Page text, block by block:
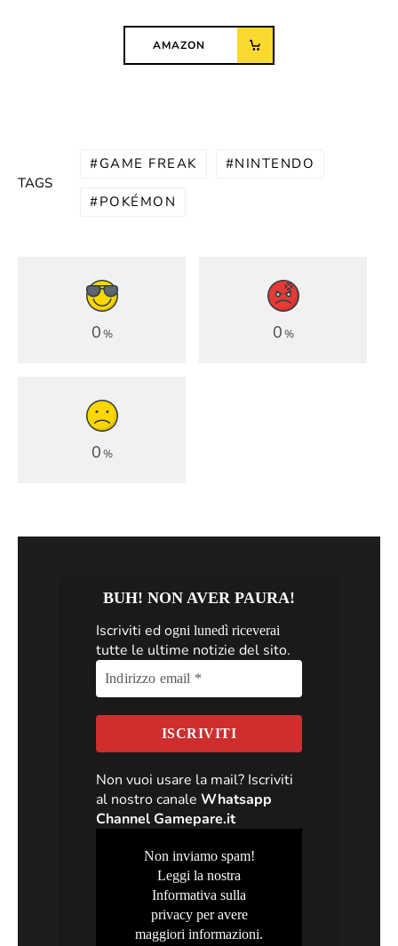
AMAZON
TAGS
GAME FREAK NINTENDO
POKÉMON
0% 0%
0%
BUH! NON AVER PAURA!
Iscriviti ed ogni lunedì riceverai
tutte le ultime notizie del sito.
Non vuoi usare la mail? Iscriviti
al nostro canaleWhatsapp
Channel Gamepare.it
Non inviamo spam!
Leggi la nostra
Informativa sulla
privacyper avere
maggiori informazioni.